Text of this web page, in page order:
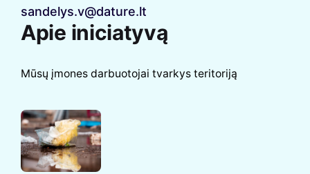
sandelys.v@dature.lt
Apie iniciatyvą
Mūsų įmones darbuotojai tvarkys teritoriją